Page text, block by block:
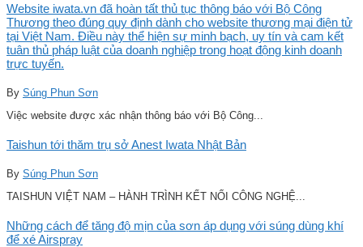
Website iwata.vn đã hoàn tất thủ tục thông báo với Bộ Công
Thương theo đúng quy định dành cho website thương mại điện tử
tại Việt Nam. Điều này thể hiện sự minh bạch, uy tín và cam kết
tuân thủ pháp luật của doanh nghiệp trong hoạt động kinh doanh
trực tuyến.
By Súng Phun Sơn
Việc website được xác nhận thông báo với Bộ Công...
Taishun tới thăm trụ sở Anest Iwata Nhật Bản
By Súng Phun Sơn
TAISHUN VIỆT NAM – HÀNH TRÌNH KẾT NỐI CÔNG NGHỆ...
Những cách để tăng độ mịn của sơn áp dụng với súng dùng khí
để xé Airspray